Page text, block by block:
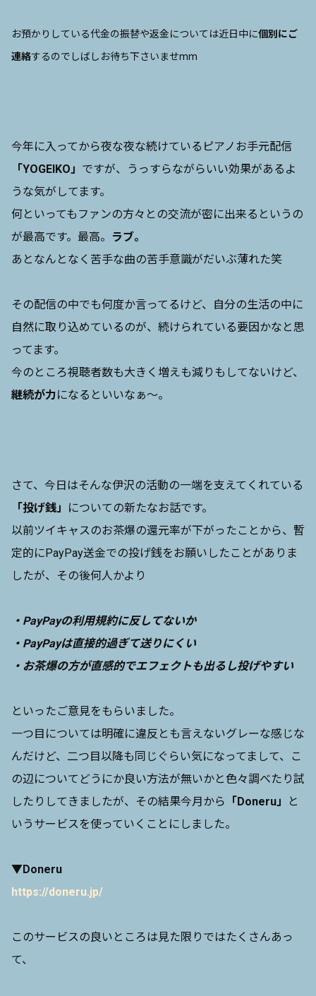
お預かりしている代金の振替や返金については近日中に個別にご
連絡するのでしばしお待ち下さいませmm
今年に入ってから夜な夜な続けているピアノお手元配信
「YOGEIKO」 ですが、うっすらながらいい効果があるよ
うな気がしてます。
何といってもファンの方々との交流が密に出来るというの
が最高です。最高。
ラブ。
あとなんとなく苦手な曲の苦手意識がだいぶ薄れた笑
その配信の中でも何度か言ってるけど、自分の生活の中に
自然に取り込めているのが、続けられている要因かなと思
ってます。
今のところ視聴者数も大きく増えも減りもしてないけど、
継続が力になるといいなぁ～。
さて、今日はそんな伊沢の活動の一端を支えてくれている
「投げ銭」
についての新たなお話です。
以前ツイキャスのお茶爆の還元率が下がったことから、暫
定的にPayPay送金での投げ銭をお願いしたことがありま
したが、その後何人かより
・PayPayの利用規約に反してないか
・PayPayは直接的過ぎて送りにくい
・お茶爆の方が直感的でエフェクトも出るし投げやすい
といったご意見をもらいました。
一つ目については明確に違反とも言えないグレーな感じな
んだけど、二つ目以降も同じぐらい気になってまして、こ
の辺についてどうにか良い方法が無いかと色々調べたり試
したりしてきましたが、その結果今月から
「Doneru」
と
いうサービスを使っていくことにしました。
▼Doneru
https://doneru.jp/
このサービスの良いところは見た限りではたくさんあっ
て、